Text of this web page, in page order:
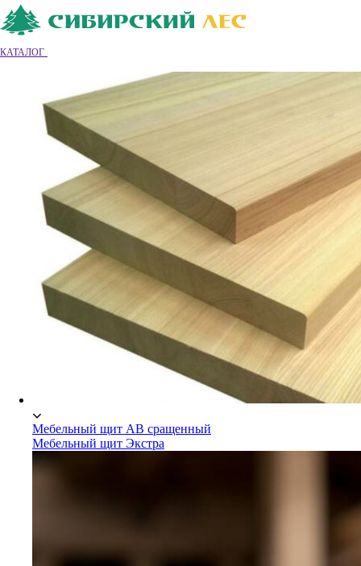
КАТАЛОГ
Мебельный щит АВ сращенный
Мебельный щит Экстра
Ваш городВладимир
| Регистрация
Обратный звонок
Каталог товаров